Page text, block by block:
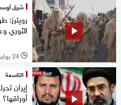
شرق
رويترز:
الثوري
l 24 يوليو 2026
التاسعة
إيران
أوراقها؟